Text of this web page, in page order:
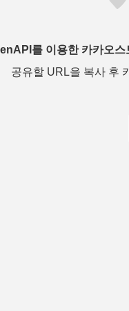
를 이용한 카카오
공유할 URL을 복사 후